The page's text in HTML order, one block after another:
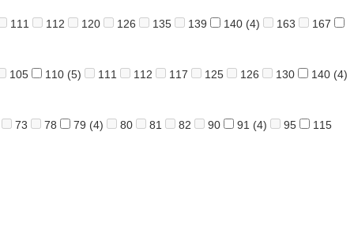
111 112 120 126 135 139 140 (4) 163
167
105 110 (5) 111 112 117 125 126 130 140 (4)
73 78 79 (4) 80 81 82 90 91 (4) 95
115